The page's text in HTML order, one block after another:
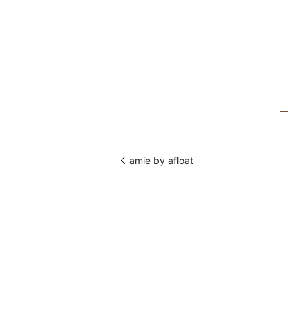
amie by afloat